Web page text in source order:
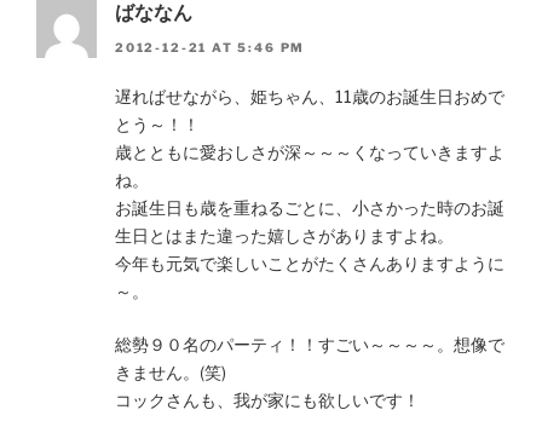
ばななん
2012-12-21 AT 5:46 PM
遅ればせながら、姫ちゃん、11歳のお誕生日おめで
とう～！！
歳とともに愛おしさが深～～～くなっていきますよ
ね。
お誕生日も歳を重ねるごとに、小さかった時のお誕
生日とはまた違った嬉しさがありますよね。
今年も元気で楽しいことがたくさんありますように
～。
総勢９０名のパーティ！！すごい～～～～。想像で
きません。(笑)
コックさんも、我が家にも欲しいです！